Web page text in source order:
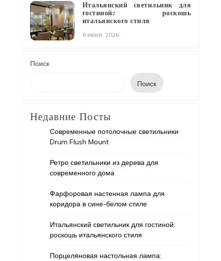
Итальянский светильник для
гостиной: роскошь
итальянского стиля
9 июня, 2026
Поиск
Поиск
Недавние Посты
Современные потолочные светильники
Drum Flush Mount
Ретро светильники из дерева для
современного дома
Фарфоровая настенная лампа для
коридора в сине-белом стиле
Итальянский светильник для гостиной:
роскошь итальянского стиля
Порцеляновая настольная лампа: